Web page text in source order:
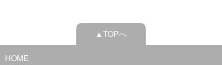
▲TOPへ
HOME